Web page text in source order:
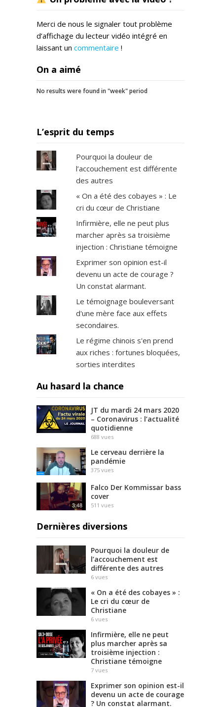
Merci de nous le signaler tout problème
d’affichage du lecteur vidéo intégré en
laissant un commentaire !
On a aimé
No results were found in "week" period
L’esprit du temps
Pourquoi la douleur de
l’accouchement est différente
des autres
« On a été des cobayes » : Le
cri du cœur de Christiane
Infirmière, elle ne peut plus
marcher après sa troisième
injection : Christiane témoigne
Exprimer son opinion est-il
devenu un acte de courage ?
Un constat alarmant.
Le témoignage bouleversant
d'une mère face aux effets
secondaires.
Le régime chinois s'en prend
aux riches : fortunes bloquées,
sorties interdites
Au hasard la chance
JT du mardi 24 mars 2020
– Coronavirus : l’actualité
quotidienne
688 vues
Le cerveau derrière la
pandémie
375 vues
3:48
Falco Der Kommissar bass
cover
511 vues
Dernières diversions
Pourquoi la douleur de
l’accouchement est
différente des autres
6 vues
« On a été des cobayes » :
Le cri du cœur de
Christiane
6 vues
Infirmière, elle ne peut
plus marcher après sa
troisième injection :
Christiane témoigne
7 vues
Exprimer son opinion est-il
devenu un acte de courage
? Un constat alarmant.